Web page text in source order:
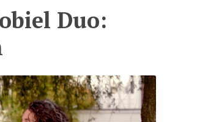
Duo: